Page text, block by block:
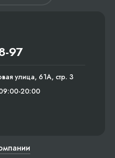
97
улица, 61А, стр. 3
20:00